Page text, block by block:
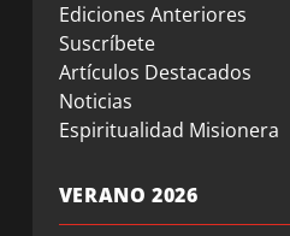
Ediciones Anteriores
Suscríbete
Artículos Destacados
Noticias
Espiritualidad Misionera
VERANO 2026